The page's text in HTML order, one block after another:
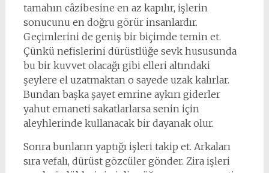
tamahın câzibesine en az kapılır, işlerin
sonucunu en doğru görür insanlardır.
Geçimlerini de geniş bir biçimde temin et.
Çünkü nefislerini dürüstlüğe sevk hususunda
bu bir kuvvet olacağı gibi elleri altındaki
şeylere el uzatmaktan o sayede uzak kalırlar.
Bundan başka şayet emrine aykırı giderler
yahut emaneti sakatlarlarsa senin için
aleyhlerinde kullanacak bir dayanak olur.
Sonra bunların yaptığı işleri takip et. Arkaları
sıra vefalı, dürüst gözcüler gönder. Zira işleri